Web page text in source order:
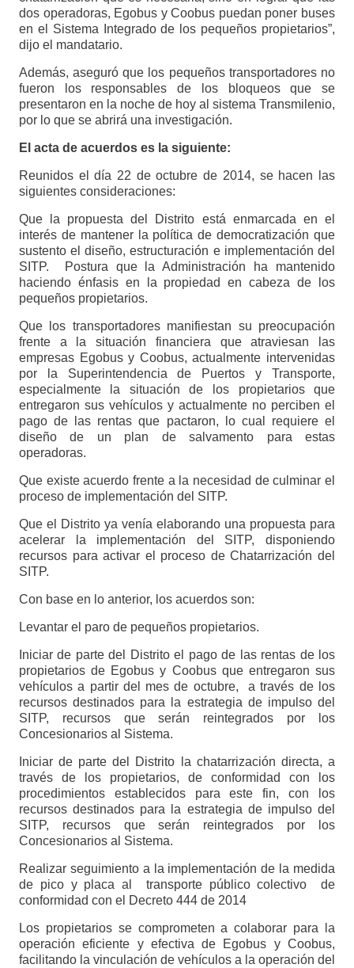
dos operadoras, Egobus y Coobus puedan poner buses
en el Sistema Integrado de los pequeños propietarios”,
dijo el mandatario.
Además, aseguró que los pequeños transportadores no
fueron los responsables de los bloqueos que se
presentaron en la noche de hoy al sistema Transmilenio,
por lo que se abrirá una investigación.
El acta de acuerdos es la siguiente:
Reunidos el día 22 de octubre de 2014, se hacen las
siguientes consideraciones:
Que la propuesta del Distrito está enmarcada en el
interés de mantener la política de democratización que
sustento el diseño, estructuración e implementación del
SITP. Postura que la Administración ha mantenido
haciendo énfasis en la propiedad en cabeza de los
pequeños propietarios.
Que los transportadores manifiestan su preocupación
frente a la situación financiera que atraviesan las
empresas Egobus y Coobus, actualmente intervenidas
por la Superintendencia de Puertos y Transporte,
especialmente la situación de los propietarios que
entregaron sus vehículos y actualmente no perciben el
pago de las rentas que pactaron, lo cual requiere el
diseño de un plan de salvamento para estas
operadoras.
Que existe acuerdo frente a la necesidad de culminar el
proceso de implementación del SITP.
Que el Distrito ya venía elaborando una propuesta para
acelerar la implementación del SITP, disponiendo
recursos para activar el proceso de Chatarrización del
SITP.
Con base en lo anterior, los acuerdos son:
Levantar el paro de pequeños propietarios.
Iniciar de parte del Distrito el pago de las rentas de los
propietarios de Egobus y Coobus que entregaron sus
vehículos a partir del mes de octubre, a través de los
recursos destinados para la estrategia de impulso del
SITP, recursos que serán reintegrados por los
Concesionarios al Sistema.
Iniciar de parte del Distrito la chatarrización directa, a
través de los propietarios, de conformidad con los
procedimientos establecidos para este fin, con los
recursos destinados para la estrategia de impulso del
SITP, recursos que serán reintegrados por los
Concesionarios al Sistema.
Realizar seguimiento a la implementación de la medida
de pico y placa al transporte público colectivo de
conformidad con el Decreto 444 de 2014
Los propietarios se comprometen a colaborar para la
operación eficiente y efectiva de Egobus y Coobus,
facilitando la vinculación de vehículos a la operación del